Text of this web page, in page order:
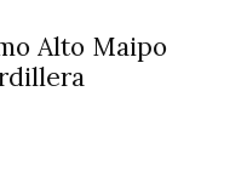
Alto Maipo